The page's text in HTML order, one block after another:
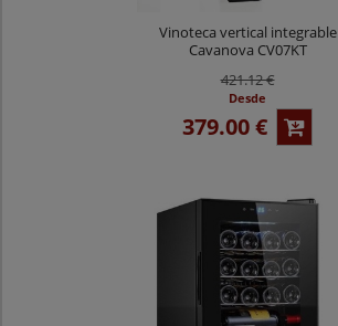
Vinoteca vertical integrable
Cavanova CV07KT
421.12 €
Desde
379.00 €